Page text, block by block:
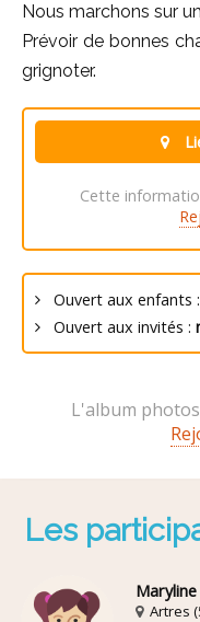
Nous marchons sur
Prévoir de bonnes
grignoter.
Cette
Ouvert aux enfants :
Ouvert aux invités :
L'album
Les
Artres